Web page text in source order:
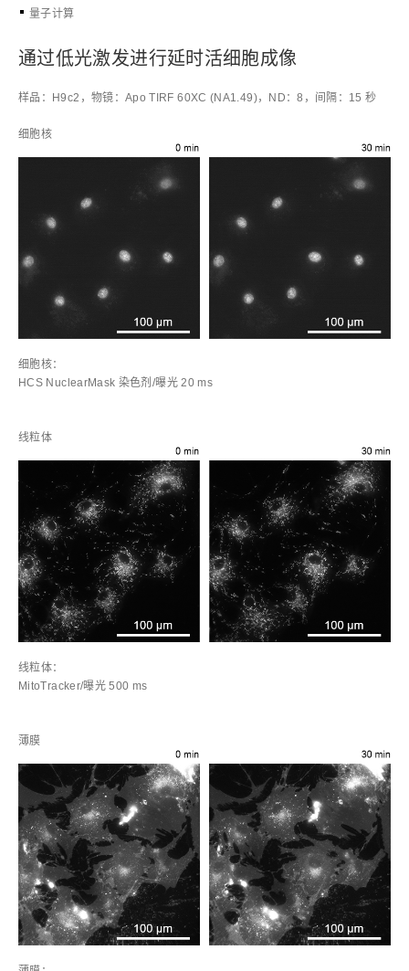
量子计算
通过低光激发进行延时活细胞成像
样品：H9c2，物镜：Apo TIRF 60XC (NA1.49)，ND：8，间隔：15 秒
细胞核
细胞核：
HCS NuclearMask 染色剂/曝光 20 ms
线粒体
线粒体：
MitoTracker/曝光 500 ms
薄膜